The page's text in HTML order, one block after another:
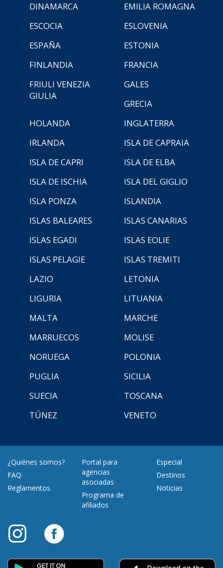
DINAMARCA
EMILIA ROMAGNA
ESCOCIA
ESLOVENIA
ESPAÑA
ESTONIA
FINLANDIA
FRANCIA
FRIULI VENEZIA
GIULIA
GALES
GRECIA
HOLANDA
INGLATERRA
IRLANDA
ISLA DE CAPRAIA
ISLA DE CAPRI
ISLA DE ELBA
ISLA DE ISCHIA
ISLA DEL GIGLIO
ISLA PONZA
ISLANDIA
ISLAS BALEARES
ISLAS CANARIAS
ISLAS EGADI
ISLAS EOLIE
ISLAS PELAGIE
ISLAS TREMITI
LAZIO
LETONIA
LIGURIA
LITUANIA
MALTA
MARCHE
MARRUECOS
MOLISE
NORUEGA
POLONIA
PUGLIA
SICILIA
SUECIA
TOSCANA
TÚNEZ
VENETO
¿Quiénes somos?
FAQ
Reglamentos
Portal para
agencias
asociadas
Programa de
afiliados
Especial
Destinos
Noticias